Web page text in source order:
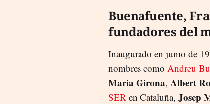
Buenafuente,
fundadores del
Inaugurado en junio de
nombres como Andreu
Maria Girona, Albert
SER en Cataluña, Josep